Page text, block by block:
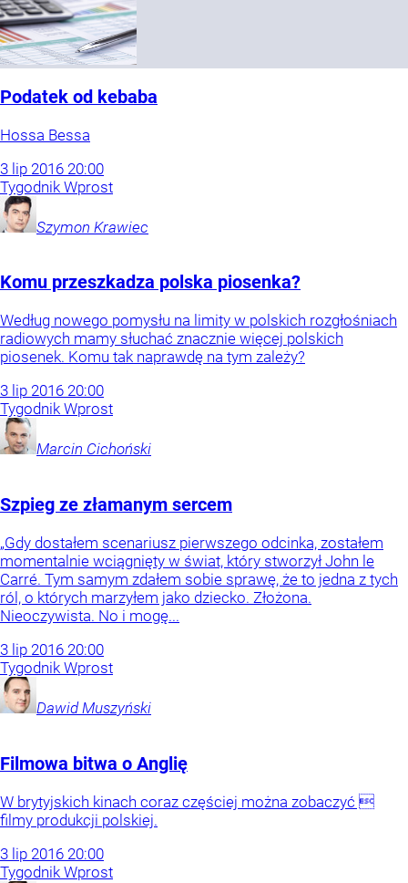
Podatek od kebaba
Hossa Bessa
3 lip 2016 20:00
Tygodnik Wprost
Szymon Krawiec
Komu przeszkadza polska piosenka?
Według nowego pomysłu na limity w polskich rozgłośniach
radiowych mamy słuchać znacznie więcej polskich
piosenek. Komu tak naprawdę na tym zależy?
3 lip 2016 20:00
Tygodnik Wprost
Marcin Cichoński
Szpieg ze złamanym sercem
„Gdy dostałem scenariusz pierwszego odcinka, zostałem
momentalnie wciągnięty w świat, który stworzył John le
Carré. Tym samym zdałem sobie sprawę, że to jedna z tych
ról, o których marzyłem jako dziecko. Złożona.
Nieoczywista. No i mogę...
3 lip 2016 20:00
Tygodnik Wprost
Dawid Muszyński
Filmowa bitwa o Anglię
W brytyjskich kinach coraz częściej można zobaczyć 
filmy produkcji polskiej.
3 lip 2016 20:00
Tygodnik Wprost